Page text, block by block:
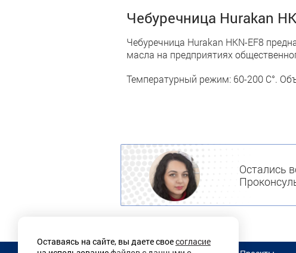
Оставаясь на сайте, вы даете своесогласие
Чебуречница Hurakan
Чебуречница Hurakan HKN-EF8
масла на предприятиях
Температурный режим: 60-200 С°.
Остались